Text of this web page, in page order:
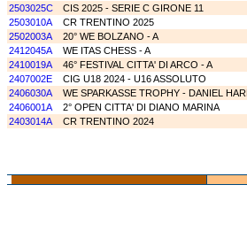
2503025C
CIS 2025 - SERIE C GIRONE 11
2503010A
CR TRENTINO 2025
2502003A
20° WE BOLZANO - A
2412045A
WE ITAS CHESS - A
2410019A
46° FESTIVAL CITTA' DI ARCO - A
2407002E
CIG U18 2024 - U16 ASSOLUTO
2406030A
WE SPARKASSE TROPHY - DANIEL
2406001A
2° OPEN CITTA' DI DIANO MARINA
2403014A
CR TRENTINO 2024